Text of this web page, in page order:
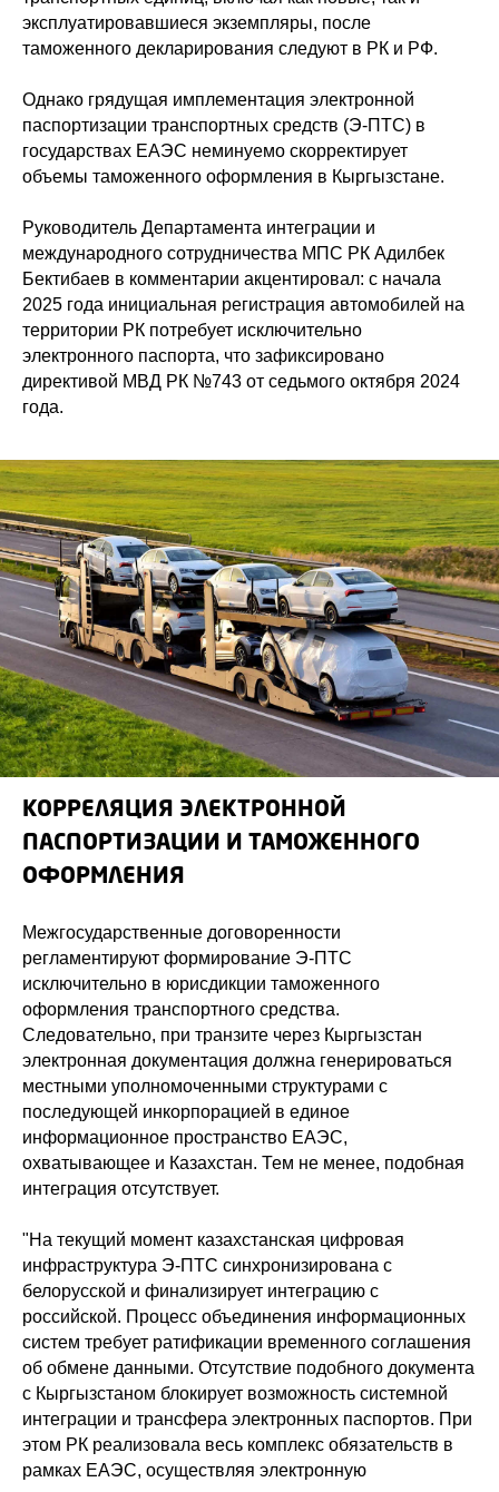
эксплуатировавшиеся экземпляры, после
таможенного декларирования следуют в РК и РФ.
Однако грядущая имплементация электронной
паспортизации транспортных средств (Э-ПТС) в
государствах ЕАЭС неминуемо скорректирует
объемы таможенного оформления в Кыргызстане.
Руководитель Департамента интеграции и
международного сотрудничества МПС РК Адилбек
Бектибаев в комментарии акцентировал: с начала
2025 года инициальная регистрация автомобилей на
территории РК потребует исключительно
электронного паспорта, что зафиксировано
директивой МВД РК №743 от седьмого октября 2024
года.
КОРРЕЛЯЦИЯ ЭЛЕКТРОННОЙ
ПАСПОРТИЗАЦИИ И ТАМОЖЕННОГО
ОФОРМЛЕНИЯ
Межгосударственные договоренности
регламентируют формирование Э-ПТС
исключительно в юрисдикции таможенного
оформления транспортного средства.
Следовательно, при транзите через Кыргызстан
электронная документация должна генерироваться
местными уполномоченными структурами с
последующей инкорпорацией в единое
информационное пространство ЕАЭС,
охватывающее и Казахстан. Тем не менее, подобная
интеграция отсутствует.
"На текущий момент казахстанская цифровая
инфраструктура Э-ПТС синхронизирована с
белорусской и финализирует интеграцию с
российской. Процесс объединения информационных
систем требует ратификации временного соглашения
об обмене данными. Отсутствие подобного документа
с Кыргызстаном блокирует возможность системной
интеграции и трансфера электронных паспортов. При
этом РК реализовала весь комплекс обязательств в
рамках ЕАЭС, осуществляя электронную